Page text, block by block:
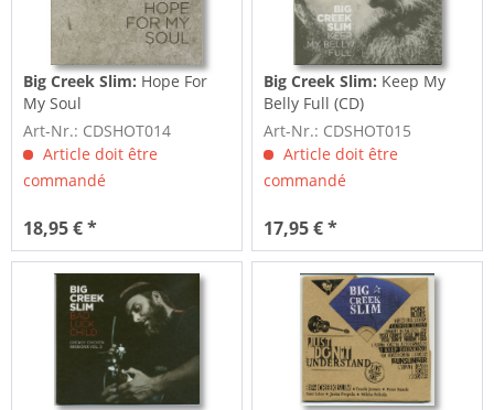
Big Creek Slim: Hope For
My Soul
Art-Nr.: CDSHOT014
Article doit être
commandé
18,95 € *
Big Creek Slim: Keep My
Belly Full (CD)
Art-Nr.: CDSHOT015
Article doit être
commandé
17,95 € *